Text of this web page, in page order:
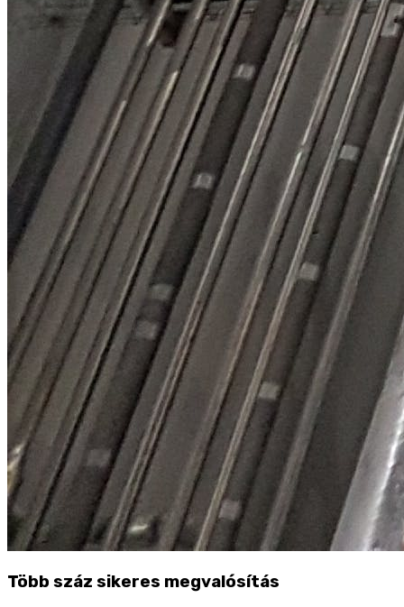
Több száz sikeres megvalósítás